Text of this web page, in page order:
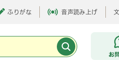
ふりがな 音声読み上げ